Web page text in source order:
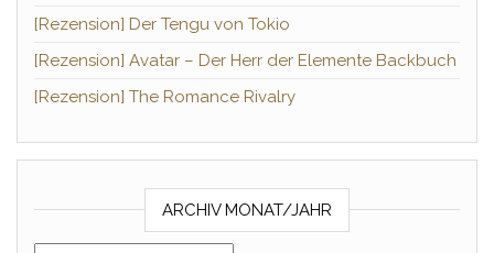
[Rezension] Der Tengu von Tokio
[Rezension] Avatar – Der Herr der Elemente Backbuch
[Rezension] The Romance Rivalry
ARCHIV MONAT/JAHR